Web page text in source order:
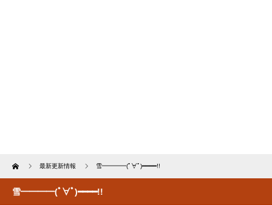
Home 最新更新情報 雪━━━━(ﾟ∀ﾟ)━━━━!!
雪━━━━(ﾟ∀ﾟ)━━━━!!